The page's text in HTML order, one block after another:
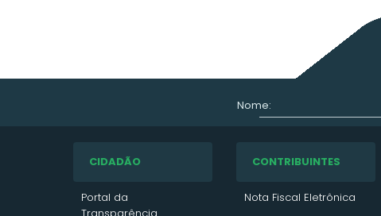
Nome:
CIDADÃO
Portal da
CONTRIBUINTES
Nota Fiscal Eletrônica